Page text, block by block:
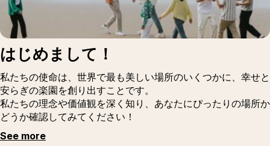
はじめまして！
私たちの使命は、世界で最も美しい場所のいくつかに、幸せと
安らぎの楽園を創り出すことです。
私たちの理念や価値観を深く知り、あなたにぴったりの場所か
どうか確認してみてください！
See more